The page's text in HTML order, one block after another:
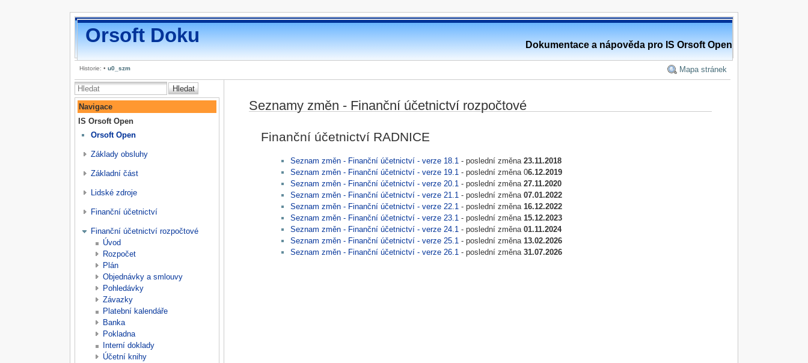
Orsoft Doku Dokumentace a nápověda pro IS Orsoft Open
Historie: • u0_szm Mapa stránek
Hledat
Navigace
IS Orsoft Open
Orsoft Open
Základy obsluhy
Základní část
Lidské zdroje
Finanční účetnictví
Finanční účetnictví rozpočtové
Úvod
Rozpočet
Plán
Objednávky a smlouvy
Pohledávky
Závazky
Platební kalendáře
Banka
Pokladna
Interní doklady
Účetní knihy
Seznamy změn - Finanční účetnictví rozpočtové
Finanční účetnictví RADNICE
Seznam změn - Finanční účetnictví - verze 18.1 - poslední změna 23.11.2018
Seznam změn - Finanční účetnictví - verze 19.1 - poslední změna 06.12.2019
Seznam změn - Finanční účetnictví - verze 20.1 - poslední změna 27.11.2020
Seznam změn - Finanční účetnictví - verze 21.1 - poslední změna 07.01.2022
Seznam změn - Finanční účetnictví - verze 22.1 - poslední změna16.12.2022
Seznam změn - Finanční účetnictví - verze 23.1 - poslední změna15.12.2023
Seznam změn - Finanční účetnictví - verze 24.1 - poslední změna01.11.2024
Seznam změn - Finanční účetnictví - verze 25.1 - poslední změna13.02.2026
Seznam změn - Finanční účetnictví - verze 26.1 - poslední změna31.07.2026